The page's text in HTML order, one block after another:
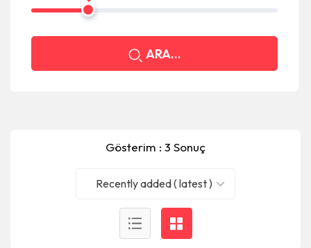
Gösterim : 3 Sonuç
Recently added ( latest )
ARA...